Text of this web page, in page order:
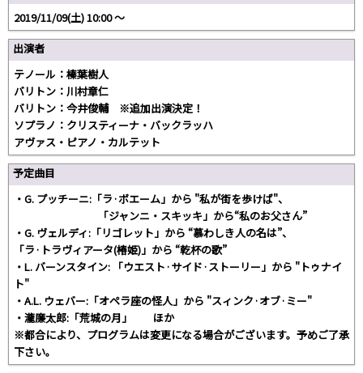
2019/11/09(土) 10:00 〜
出演者
テノール：榛葉樹人
バリトン：川村章仁
バリトン：今井俊輔 ※追加出演決定！
ソプラノ：クリスティーナ・バックラッハ
アヴァス・ピアノ・カルテット
予定曲目
・G. プッチーニ:「ラ·ボエーム」から "私が街を歩けば"、
「ジャンニ・スキッキ」から“私のお父さん”
・G. ヴェルディ:「リゴレット」から “慕わしき人の名は”、
「ラ·トラヴィアータ(椿姫)」から “乾杯の歌”
・L. バーンスタイン: 「ウエスト·サイド·ストーリー」から "トゥナイ
ト"
・A.L. ウェバー:「オペラ座の怪人」から "スィンク·オブ·ミー"
・瀧廉太郎:「荒城の月」 ほか
※都合により、プログラムは変更になる場合がございます。予めご了承
下さい。